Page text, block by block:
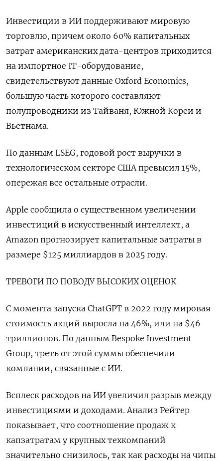
Инвестиции в ИИ поддерживают мировую
торговлю, причем около 60% капитальных
затрат американских дата-центров приходится
на импортное IT-оборудование,
свидетельствуют данные Oxford Economics,
большую часть которого составляют
полупроводники из Тайваня, Южной Кореи и
Вьетнама.
По данным LSEG, годовой рост выручки в
технологическом секторе США превысил 15%,
опережая все остальные отрасли.
Apple сообщила о существенном увеличении
инвестиций в искусственный интеллект, а
Amazon прогнозирует капитальные затраты в
размере $125 миллиардов в 2025 году.
ТРЕВОГИ ПО ПОВОДУ ВЫСОКИХ ОЦЕНОК
С момента запуска ChatGPT в 2022 году мировая
стоимость акций выросла на 46%, или на $46
триллионов. По данным Bespoke Investment
Group, треть от этой суммы обеспечили
компании, связанные с ИИ.
Всплеск расходов на ИИ увеличил разрыв между
инвестициями и доходами. Анализ Рейтер
показывает, что соотношение продаж к
капзатратам у крупных техкомпаний
значительно снизилось, так как расходы на чипы